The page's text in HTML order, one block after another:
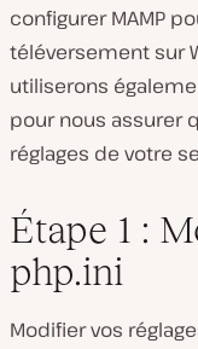
configurer MAMP
téléversement sur
utiliserons
pour nous assurer
réglages de votre
Étape 1 :
php.ini
Modifier vos